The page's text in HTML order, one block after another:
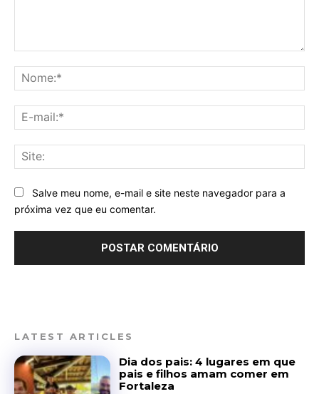
Salve meu nome, e-mail e site neste navegador para a
próxima vez que eu comentar.
LATEST ARTICLES
Dia dos pais: 4 lugares em que
pais e filhos amam comer em
Fortaleza